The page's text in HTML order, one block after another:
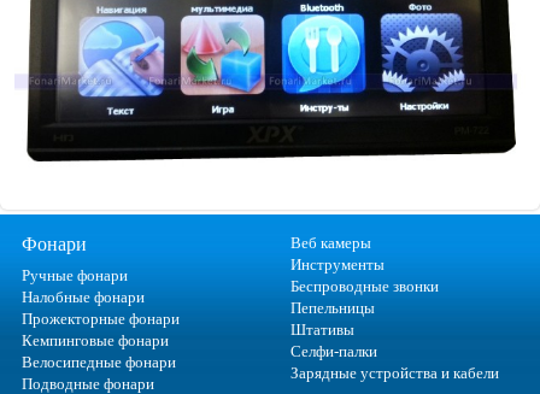
Фонари
Ручные фонари
Налобные фонари
Прожекторные фонари
Кемпинговые фонари
Велосипедные фонари
Подводные фонари
Веб камеры
Инструменты
Беспроводные звонки
Пепельницы
Штативы
Селфи-палки
Зарядные устройства и кабели